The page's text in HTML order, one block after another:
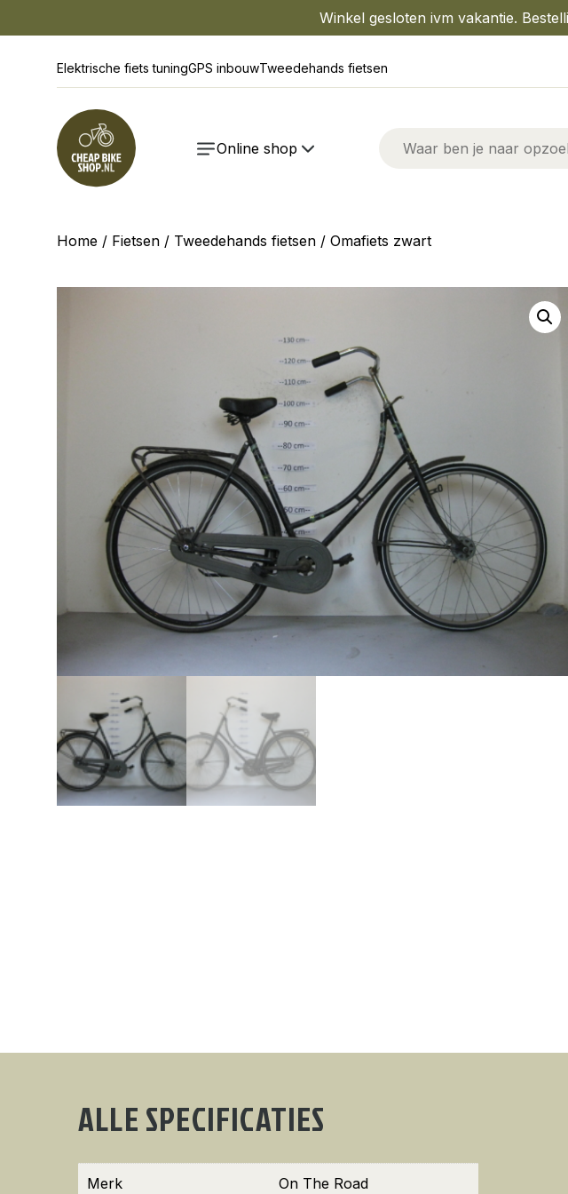
Winkel gesloten ivm vakantie.
Elektrische fiets tuningGPS inbouwTweedehands fietsen
Online shop
Home / Fietsen / Tweedehands fietsen / Omafiets zwart
ALLE SPECIFICATIES
Merk On The Road